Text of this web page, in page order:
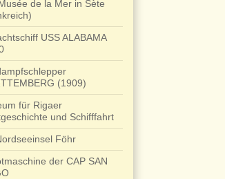
de la Mer in Sète
USS ALABAMA
(1909)
für Rigaer
und Schifffahrt
Föhr
der CAP SAN